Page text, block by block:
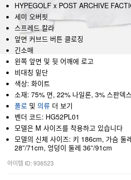
HYPEGOLF x POST ARCHIVE
세미 오버핏
스프레드 칼라
앞면 커브드 버튼 클로징
긴소매
왼쪽 앞면 및 뒷 어깨에 로고
비대칭 밑단
색상: 화이트
소재: 75% 면, 22% 나일론, 3% 스판덱
폴로 및 의류 더 보기
벤더 코드: HG52PL01
모델은 M 사이즈를 착용하고 있습니다
모델의 신체 사이즈: 키 186cm, 가슴 둘
28”/71cm, 엉덩이 둘레 36”/91cm
아이템 ID: 936523